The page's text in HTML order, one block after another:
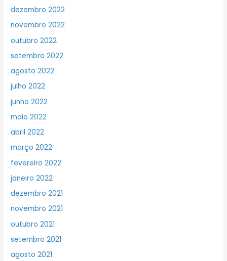
dezembro 2022
novembro 2022
outubro 2022
setembro 2022
agosto 2022
julho 2022
junho 2022
maio 2022
abril 2022
março 2022
fevereiro 2022
janeiro 2022
dezembro 2021
novembro 2021
outubro 2021
setembro 2021
agosto 2021